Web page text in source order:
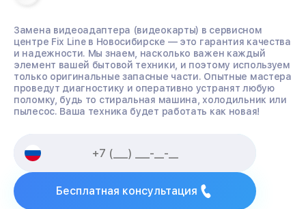
Замена видеоадаптера (видеокарты) в сервисном
центре Fix Line в Новосибирске — это гарантия качества
и надежности. Мы знаем, насколько важен каждый
элемент вашей бытовой техники, и поэтому используем
только оригинальные запасные части. Опытные мастера
проведут диагностику и оперативно устранят любую
поломку, будь то стиральная машина, холодильник или
пылесос. Ваша техника будет работать как новая!
Бесплатная консультация